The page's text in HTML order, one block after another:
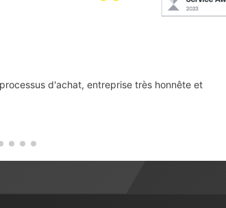
d'achat, entreprise très honnête et